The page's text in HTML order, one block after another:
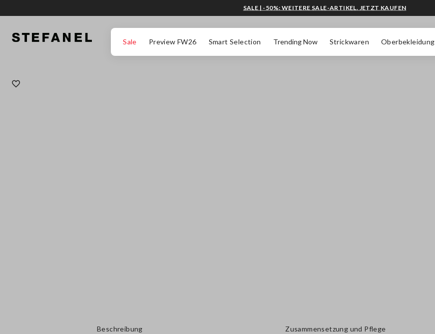
Sale Preview FW26 Smart Selection Trending Now Strickwaren Oberbekleidung
SALE | -50%: WEITERE SALE-ARTIKEL. JETZT KAUFEN
Beschreibung Zusammensetzung und Pflege